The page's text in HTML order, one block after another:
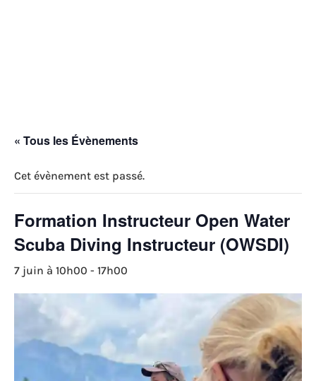
« Tous les Évènements
Cet évènement est passé.
Formation Instructeur Open Water
Scuba Diving Instructeur (OWSDI)
7 juin à 10h00 - 17h00